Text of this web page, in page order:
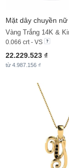
Mặt dây chuyền
Vàng Trắng 14K &
0.066 crt - VS
22.229.523 ₫
từ 4.987.156 ₫